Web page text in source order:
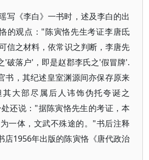
写《李白》一书时，述及李白的出
的观点："陈寅恪先生考证李唐氐
信之材料，依常识之判断，李唐先
'破落户'，即是赵郡李氏之'假冒牌'.
书，其纪述皇室渊源间亦保存原来
大部尽属后人讳饰伪托夸诞之
还说："据陈寅恪先生的考证，本
一体，文武不殊途的。"书后注释
店1956年出版的陈寅恪《唐代政治